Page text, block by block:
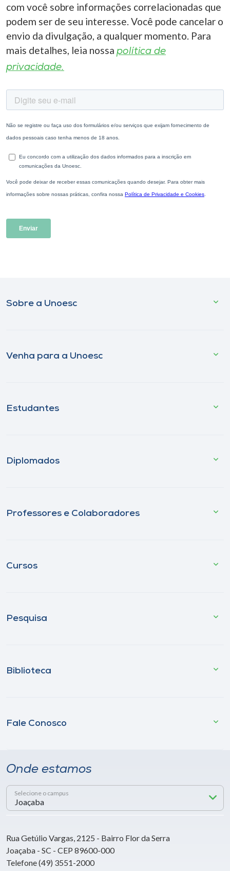
com você sobre informações correlacionadas que
podem ser de seu interesse. Você pode cancelar o
envio da divulgação, a qualquer momento. Para
mais detalhes, leia nossa política de
privacidade.
Sobre a Unoesc
Venha para a Unoesc
Estudantes
Diplomados
Professores e Colaboradores
Cursos
Pesquisa
Biblioteca
Fale Conosco
Onde estamos
Selecione o campus
Rua Getúlio Vargas, 2125 - Bairro Flor da Serra
Joaçaba - SC - CEP 89600-000
Telefone (49) 3551-2000